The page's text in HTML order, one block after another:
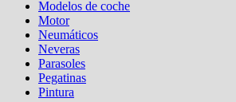
Modelos de coche
Motor
Neumáticos
Neveras
Parasoles
Pegatinas
Pintura